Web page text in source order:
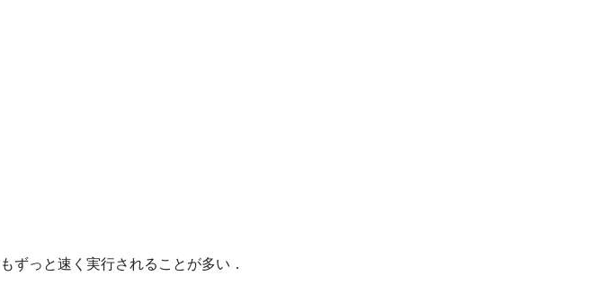
ずっと速く実行されることが多い．